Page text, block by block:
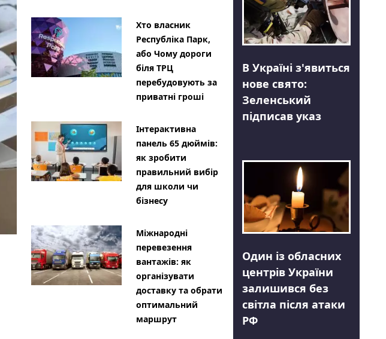
Хто власник
Республіка Парк,
або Чому дороги
біля ТРЦ
перебудовують за
приватні гроші
Інтерактивна
панель 65 дюймів:
як зробити
правильний вибір
для школи чи
бізнесу
Міжнародні
перевезення
вантажів: як
організувати
доставку та обрати
оптимальний
маршрут
В Україні з'явиться
нове свято:
Зеленський
підписав указ
Один із обласних
центрів України
залишився без
світла після атаки
РФ